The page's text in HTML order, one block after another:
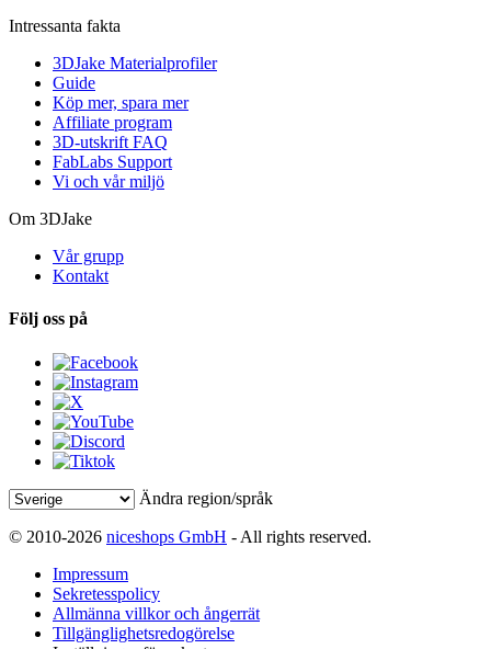
Intressanta fakta
3DJake Materialprofiler
Guide
Köp mer, spara mer
Affiliate program
3D-utskrift FAQ
FabLabs Support
Vi och vår miljö
Om 3DJake
Vår grupp
Kontakt
Följ oss på
Ändra region/språk
© 2010-2026 niceshops GmbH - All rights reserved.
Impressum
Sekretesspolicy
Allmänna villkor och ångerrät
Tillgänglighetsredogörelse